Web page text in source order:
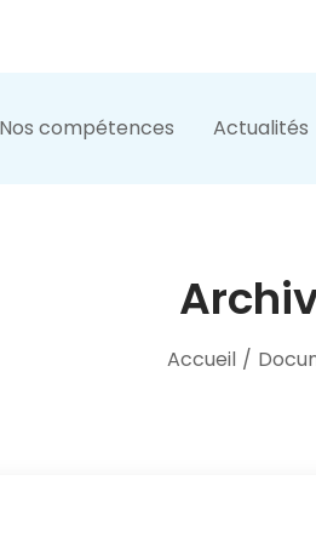
Nos compétences Actualités
Accueil /